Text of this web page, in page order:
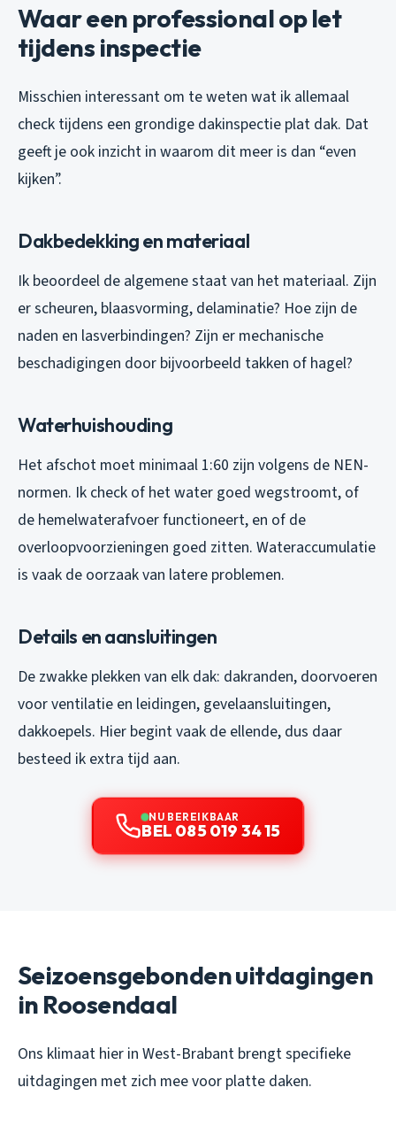
Waar een professional op let
tijdens inspectie
Misschien interessant om te weten wat ik allemaal
check tijdens een grondige dakinspectie plat dak. Dat
geeft je ook inzicht in waarom dit meer is dan “even
kijken”.
Dakbedekking en materiaal
Ik beoordeel de algemene staat van het materiaal. Zijn
er scheuren, blaasvorming, delaminatie? Hoe zijn de
naden en lasverbindingen? Zijn er mechanische
beschadigingen door bijvoorbeeld takken of hagel?
Waterhuishouding
Het afschot moet minimaal 1:60 zijn volgens de NEN-
normen. Ik check of het water goed wegstroomt, of
de hemelwaterafvoer functioneert, en of de
overloopvoorzieningen goed zitten. Wateraccumulatie
is vaak de oorzaak van latere problemen.
Details en aansluitingen
De zwakke plekken van elk dak: dakranden, doorvoeren
voor ventilatie en leidingen, gevelaansluitingen,
dakkoepels. Hier begint vaak de ellende, dus daar
besteed ik extra tijd aan.
NU BEREIKBAAR
BEL 085 019 34 15
Seizoensgebonden uitdagingen
in Roosendaal
Ons klimaat hier in West-Brabant brengt specifieke
uitdagingen met zich mee voor platte daken.